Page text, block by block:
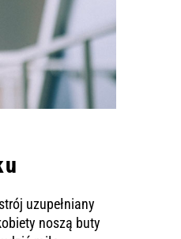
uzupełniany
noszą buty